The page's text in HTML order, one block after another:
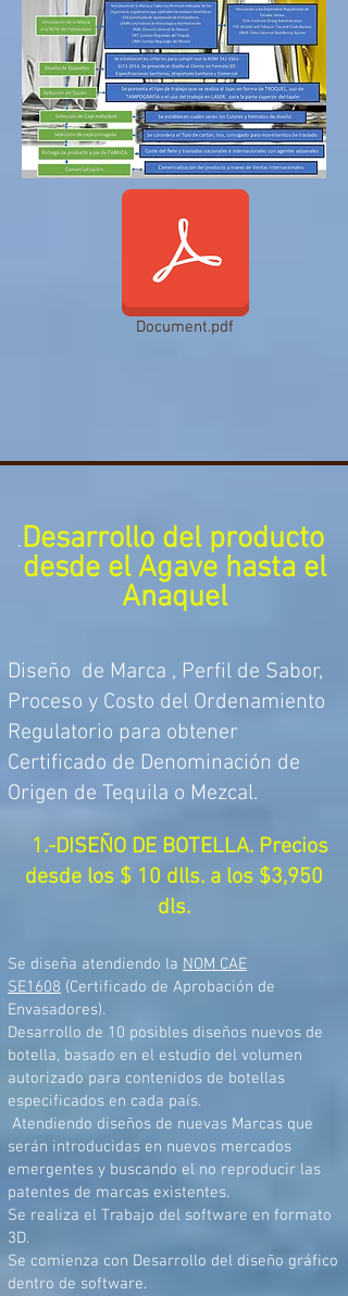
Document.pdf
.Desarrollo del producto
desde el Agave hasta el
Anaquel
Diseño de Marca , Perfil de Sabor,
Proceso y Costo del Ordenamiento
Regulatorio para obtener
Certificado de Denominación de
Origen de Tequila o Mezcal.
1.-DISEÑO DE BOTELLA. Precios
desde los $ 10 dlls. a los $3,950
dls.
Se diseña atendiendo la NOM CAE
SE1608 (Certificado de Aprobación de
Envasadores).
Desarrollo de 10 posibles diseños nuevos de
botella, basado en el estudio del volumen
autorizado para contenidos de botellas
especificados en cada país.
Atendiendo diseños de nuevas Marcas que
serán introducidas en nuevos mercados
emergentes y buscando el no reproducir las
patentes de marcas existentes.
Se realiza el Trabajo del software en formato
3D.
Se comienza con Desarrollo del diseño gráfico
dentro de software.